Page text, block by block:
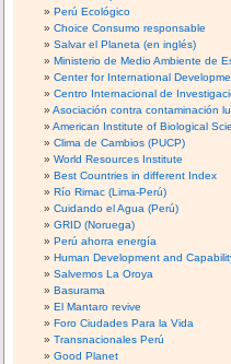
Perú Ecológico
Choice Consumo responsable
Salvar el Planeta (en inglés)
Ministerio de Medio Ambiente de
Center for International
Centro Internacional de
Asociación contra contaminación
American Institute of Biological
Clima de Cambios (PUCP)
World Resources Institute
Best Countries in different Index
Río Rimac (Lima-Perú)
Cuidando el Agua (Perú)
GRID (Noruega)
Perú ahorra energía
Human Development and
Salvemos La Oroya
Basurama
El Mantaro revive
Foro Ciudades Para la Vida
Transnacionales Perú
Good Planet